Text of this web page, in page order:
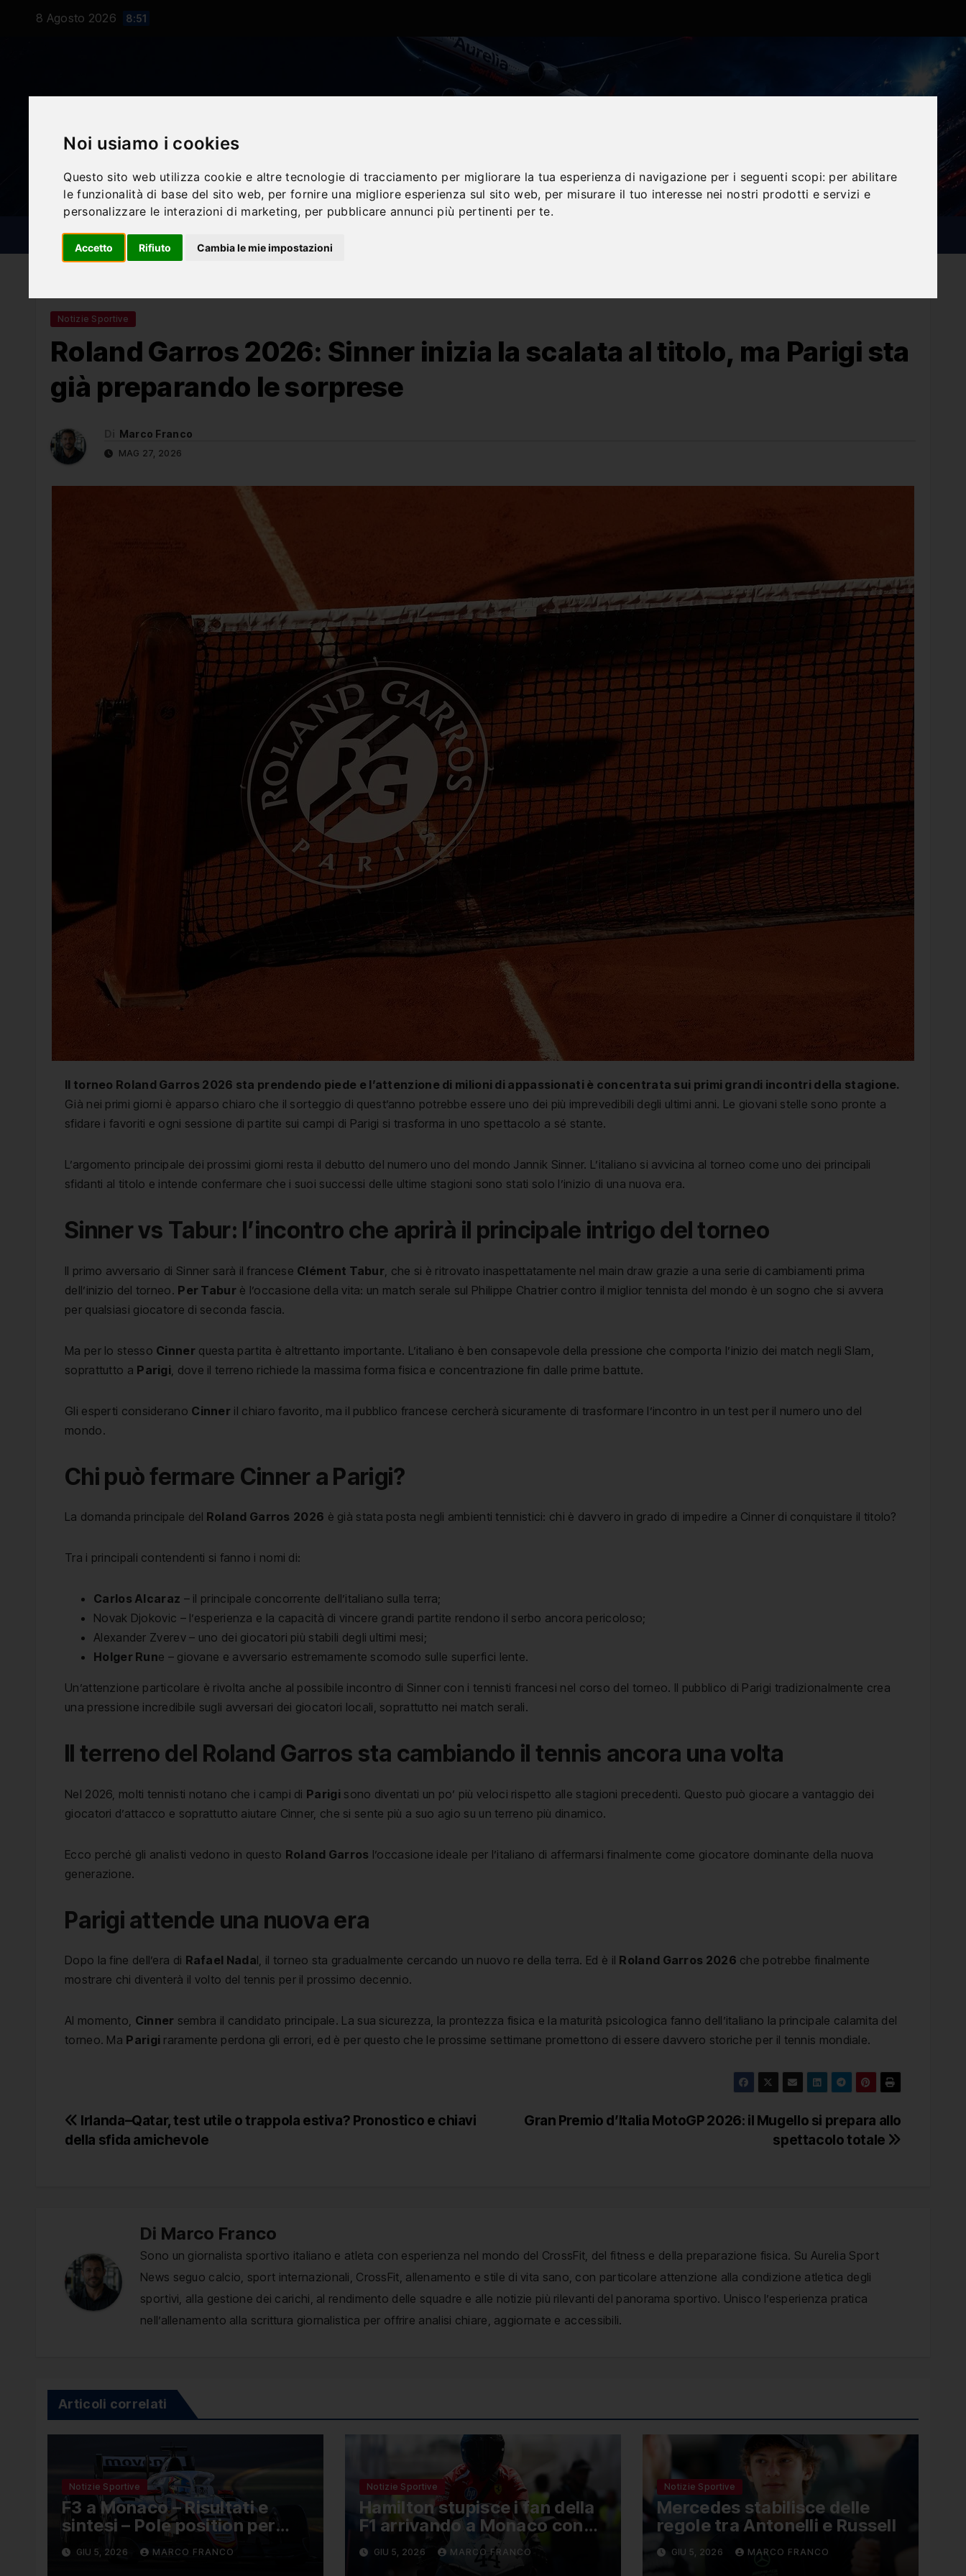
Noi usiamo i cookies
Questo sito web utilizza cookie e altre tecnologie di tracciamento per migliorare la tua esperienza di navigazione per i seguenti scopi: per abilitare
le funzionalità di base del sito web, per fornire una migliore esperienza sul sito web, per misurare il tuo interesse nei nostri prodotti e servizi e
personalizzare le interazioni di marketing, per pubblicare annunci più pertinenti per te.
Accetto Rifiuto Cambia le mie impostazioni
8 Agosto 2026 8:51
NOTIZIE SPORTIVE
Notizie Sportive
Roland Garros 2026: Sinner inizia la scalata al titolo, ma Parigi sta
già preparando le sorprese
Marco Franco
MAG 27, 2026
Il torneo Roland Garros 2026 sta prendendo piede e l’attenzione di milioni di appassionati è concentrata sui primi grandi incontri della stagione.
Già nei primi giorni è apparso chiaro che il sorteggio di quest’anno potrebbe essere uno dei più imprevedibili degli ultimi anni. Le giovani stelle sono pronte a
sfidare i favoriti e ogni sessione di partite sui campi di Parigi si trasforma in uno spettacolo a sé stante.
L’argomento principale dei prossimi giorni resta il debutto del numero uno del mondo Jannik Sinner. L’italiano si avvicina al torneo come uno dei principali
sfidanti al titolo e intende confermare che i suoi successi delle ultime stagioni sono stati solo l’inizio di una nuova era.
Sinner vs Tabur: l’incontro che aprirà il principale intrigo del torneo
Il primo avversario di Sinner sarà il francese Clément Tabur , che si è ritrovato inaspettatamente nel main draw grazie a una serie di cambiamenti prima
dell’inizio del torneo. Per Tabur è l’occasione della vita: un match serale sul Philippe Chatrier contro il miglior tennista del mondo è un sogno che si avvera
per qualsiasi giocatore di seconda fascia.
Ma per lo stesso Cinner questa partita è altrettanto importante. L’italiano è ben consapevole della pressione che comporta l’inizio dei match negli Slam,
soprattutto a Parigi , dove il terreno richiede la massima forma fisica e concentrazione fin dalle prime battute.
Gli esperti considerano Cinner il chiaro favorito, ma il pubblico francese cercherà sicuramente di trasformare l’incontro in un test per il numero uno del
mondo.
Chi può fermare Cinner a Parigi?
La domanda principale del Roland Garros 2026 è già stata posta negli ambienti tennistici: chi è davvero in grado di impedire a Cinner di conquistare il titolo?
Tra i principali contendenti si fanno i nomi di:
Carlos Alcaraz – il principale concorrente dell’italiano sulla terra;
Novak Djokovic – l’esperienza e la capacità di vincere grandi partite rendono il serbo ancora pericoloso;
Alexander Zverev – uno dei giocatori più stabili degli ultimi mesi;
Holger Rune – giovane e avversario estremamente scomodo sulle superfici lente.
Un’attenzione particolare è rivolta anche al possibile incontro di Sinner con i tennisti francesi nel corso del torneo. Il pubblico di Parigi tradizionalmente crea
una pressione incredibile sugli avversari dei giocatori locali, soprattutto nei match serali.
Il terreno del Roland Garros sta cambiando il tennis ancora una volta
Nel 2026, molti tennisti notano che i campi di Parigi sono diventati un po’ più veloci rispetto alle stagioni precedenti. Questo può giocare a vantaggio dei
giocatori d’attacco e soprattutto aiutare Cinner, che si sente più a suo agio su un terreno più dinamico.
Ecco perché gli analisti vedono in questo Roland Garros l’occasione ideale per l’italiano di affermarsi finalmente come giocatore dominante della nuova
generazione.
Parigi attende una nuova era
Dopo la fine dell’era di Rafael Nadal, il torneo sta gradualmente cercando un nuovo re della terra. Ed è il Roland Garros 2026 che potrebbe finalmente
mostrare chi diventerà il volto del tennis per il prossimo decennio.
Al momento, Cinner sembra il candidato principale. La sua sicurezza, la prontezza fisica e la maturità psicologica fanno dell’italiano la principale calamita del
torneo. Ma Parigi raramente perdona gli errori, ed è per questo che le prossime settimane promettono di essere davvero storiche per il tennis mondiale.
Navigazione
Gran Premio d’Italia MotoGP 2026: il Mugello si prepara allo
spettacolo totale
Irlanda–Qatar, test utile o trappola estiva? Pronostico e chiavi
della sfida amichevole
Di Marco Franco
Sono un giornalista sportivo italiano e atleta con esperienza nel mondo del CrossFit, del fitness e della preparazione fisica. Su Aurelia Sport
News seguo calcio, sport internazionali, CrossFit, allenamento e stile di vita sano, con particolare attenzione alla condizione atletica degli
sportivi, alla gestione dei carichi, al rendimento delle squadre e alle notizie più rilevanti del panorama sportivo. Unisco l’esperienza pratica
nell’allenamento alla scrittura giornalistica per offrire analisi chiare, aggiornate e accessibili.
Articoli correlati
Notizie Sportive
F3 a Monaco – Risultati e
sintesi – Pole position per
Nael, Bruno del Pino ottavo
GIU 5, 2026 MARCO FRANCO
Notizie Sportive
Hamilton stupisce i fan della
F1 arrivando a Monaco con
una Ducati in edizione
limitata
GIU 5, 2026 MARCO FRANCO
Notizie Sportive
Mercedes stabilisce delle
regole tra Antonelli e Russell
GIU 5, 2026 MARCO FRANCO